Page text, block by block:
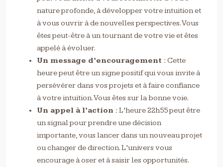
nature profonde, à développer votre intuition et
à vous ouvrir à de nouvelles perspectives. Vous
êtes peut-être à un tournant de votre vie et êtes
appelé à évoluer.
Un message d’encouragement :Cette
heure peut être un signe positif qui vous invite à
persévérer dans vos projets et à faire confiance
à votre intuition. Vous êtes sur la bonne voie.
Un appel à l’action :L’heure 22h55 peut être
un signal pour prendre une décision
importante, vous lancer dans un nouveau projet
ou changer de direction. L’univers vous
encourage à oser et à saisir les opportunités.